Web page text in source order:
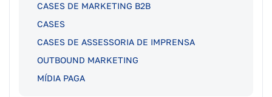
CASES DE MARKETING B2B
CASES
CASES DE ASSESSORIA DE IMPRENSA
OUTBOUND MARKETING
MÍDIA PAGA